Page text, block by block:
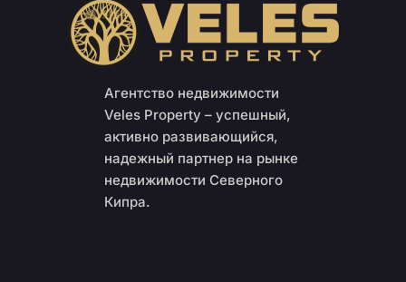
Агентство недвижимости
Veles Property – успешный,
активно развивающийся,
надежный партнер на рынке
недвижимости Северного
Кипра.